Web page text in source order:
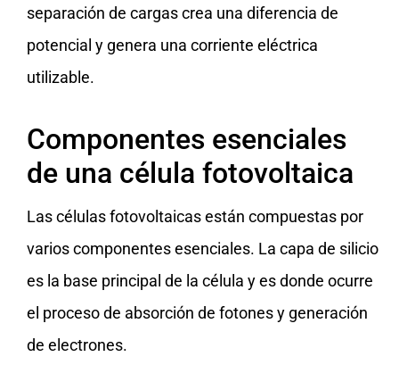
separación de cargas crea una diferencia de
potencial y genera una corriente eléctrica
utilizable.
Componentes esenciales
de una célula fotovoltaica
Las células fotovoltaicas están compuestas por
varios componentes esenciales. La capa de silicio
es la base principal de la célula y es donde ocurre
el proceso de absorción de fotones y generación
de electrones.